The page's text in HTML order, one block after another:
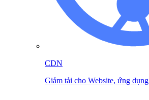
CDN
Giảm tải cho Website, ứng dụng